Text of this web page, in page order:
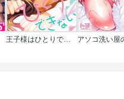
王子様はひとりでできない